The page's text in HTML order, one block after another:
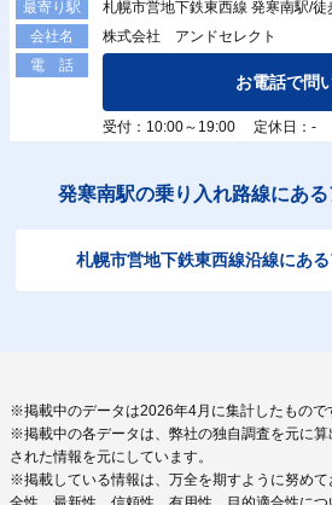
最寄り駅
札幌市営地下鉄東西線 発寒南駅/徒
会社名
株式会社 アンドセレクト
電 話
お電話で問
受付：10:00～19:00 定休日：-
発寒南駅の乗り入れ路線にあ
札幌市営地下鉄東西線沿線にあ
※掲載中のデータは2026年4月に集計したもので
※掲載中の各データは、弊社の独自調査を元に
された情報を元にしています。
※掲載している情報は、万全を期すように努め
全性、最新性、信頼性、有用性、目的適合性に